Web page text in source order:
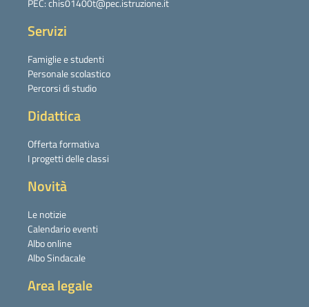
Servizi
Famiglie e studenti
Personale scolastico
Percorsi di studio
Didattica
Offerta formativa
I progetti delle classi
Novità
Le notizie
Calendario eventi
Albo online
Albo Sindacale
Area legale